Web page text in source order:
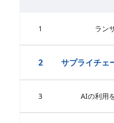
1 ラン
2 サプライチェ
3 AIの​利用